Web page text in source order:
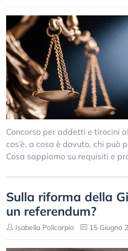
Concorso per addetti e tirocini
cos’è, a cosa è dovuto, chi può
Cosa sappiamo su requisiti e
Sulla riforma della
un referendum?
Isabella Policarpio 15 Giugno